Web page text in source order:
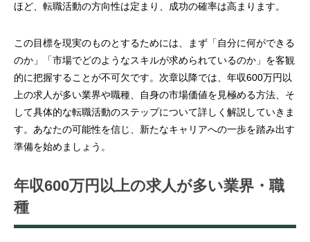
ほど、転職活動の方向性は定まり、成功の確率は高まります。
この目標を現実のものとするためには、まず「自分に何ができる
のか」「市場でどのようなスキルが求められているのか」を客観
的に把握することが不可欠です。次章以降では、年収600万円以
上の求人が多い業界や職種、自身の市場価値を見極める方法、そ
して具体的な転職活動のステップについて詳しく解説していきま
す。あなたの可能性を信じ、新たなキャリアへの一歩を踏み出す
準備を始めましょう。
年収600万円以上の求人が多い業界・職
種